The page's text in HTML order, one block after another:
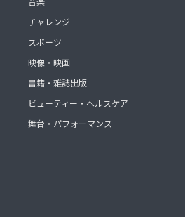
チャレンジ
スポーツ
映像・映画
書籍・雑誌出版
ビューティー・ヘルスケア
舞台・パフォーマンス